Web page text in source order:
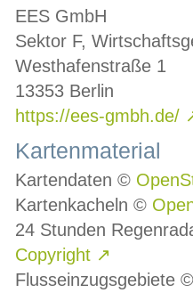
EES GmbH
Sektor F,
Westhafenstraße 1
13353 Berlin
https://ees-gmbh.de/
Kartenmaterial
Kartendaten ©
Kartenkacheln ©
24 Stunden
Copyright ↗
Flusseinzugsgebiete